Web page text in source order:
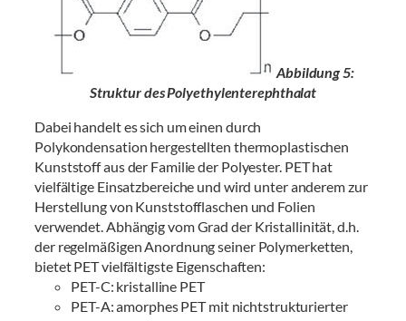
Abbildung 5:
Struktur des Polyethylenterephthalat
Dabei handelt es sich um einen durch
Polykondensation hergestellten thermoplastischen
Kunststoff aus der Familie der Polyester. PET hat
vielfältige Einsatzbereiche und wird unter anderem zur
Herstellung von Kunststofflaschen und Folien
verwendet. Abhängig vom Grad der Kristallinität, d.h.
der regelmäßigen Anordnung seiner Polymerketten,
bietet PET vielfältigste Eigenschaften:
PET-C: kristalline PET
PET-A: amorphes PET mit nichtstrukturierter